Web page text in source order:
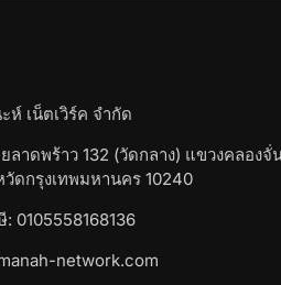
ห์ เน็ตเวิร์ค จำกัด
ลาดพร้าว 132 (วัดกลาง) แขวงคลองจั่
วัดกรุงเทพมหานคร 10240
: 0105558168136
network.com